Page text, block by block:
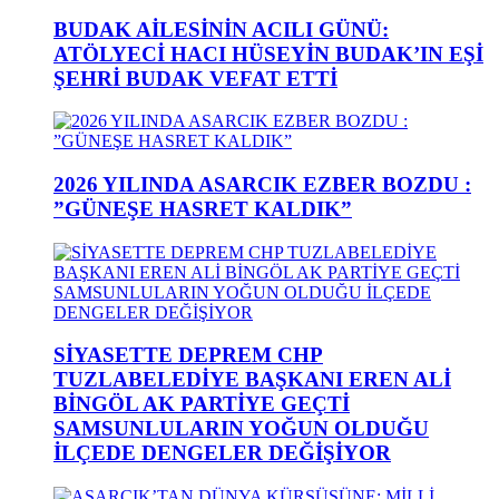
BUDAK AİLESİNİN ACILI GÜNÜ:
ATÖLYECİ HACI HÜSEYİN BUDAK’IN EŞİ
ŞEHRİ BUDAK VEFAT ETTİ
2026 YILINDA ASARCIK EZBER BOZDU :
”GÜNEŞE HASRET KALDIK”
SİYASETTE DEPREM CHP
TUZLABELEDİYE BAŞKANI EREN ALİ
BİNGÖL AK PARTİYE GEÇTİ
SAMSUNLULARIN YOĞUN OLDUĞU
İLÇEDE DENGELER DEĞİŞİYOR